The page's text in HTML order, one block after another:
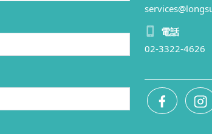
電話
02-3322-4626